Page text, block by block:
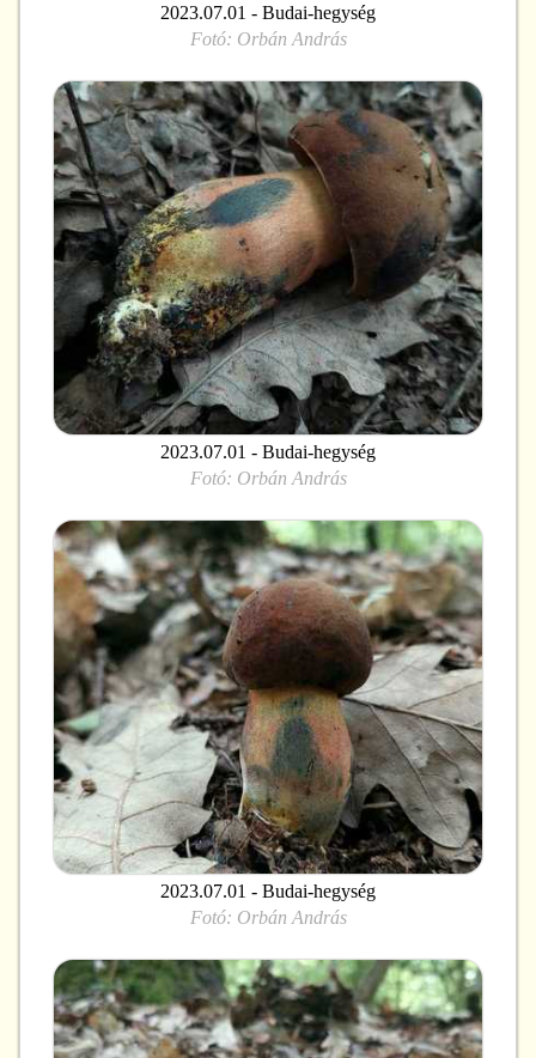
2023.07.01 - Budai-hegység
Fotó: Orbán András
2023.07.01 - Budai-hegység
Fotó: Orbán András
2023.07.01 - Budai-hegység
Fotó: Orbán András